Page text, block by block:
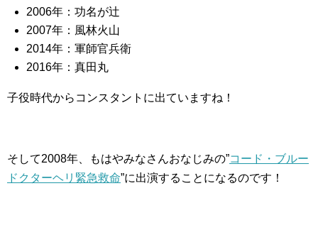
2006年：功名が辻
2007年：風林火山
2014年：軍師官兵衛
2016年：真田丸
子役時代からコンスタントに出ていますね！
そして2008年、もはやみなさんおなじみの”コード・ブルー
ドクターヘリ緊急救命”に出演することになるのです！